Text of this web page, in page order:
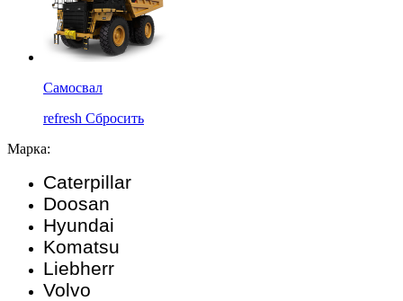
Самосвал
refresh Сбросить
Марка:
Caterpillar
Doosan
Hyundai
Komatsu
Liebherr
Volvo